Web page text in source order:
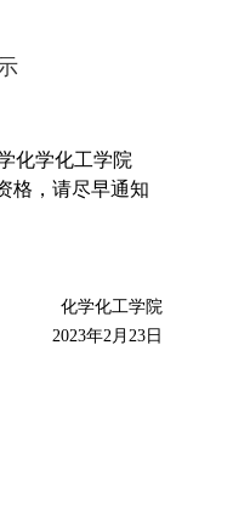
化学化工学院
格， 请尽早通知
化学化工学院
2023年2月 23 日